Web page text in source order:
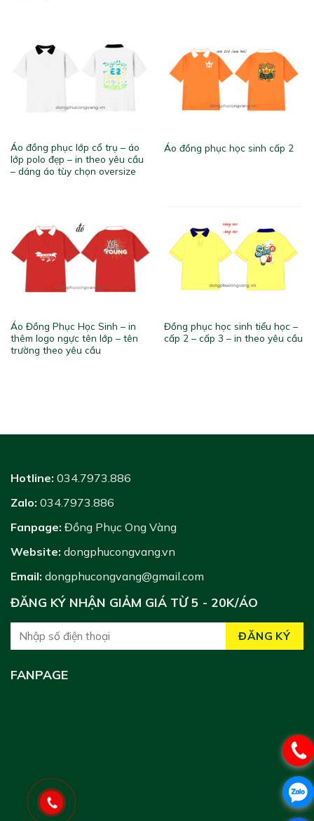
Áo đồng phục lớp cổ trụ – áo
lớp polo đẹp – in theo yêu cầu
– dáng áo tùy chọn oversize
Áo đồng phục học sinh cấp 2
Áo Đồng Phục Học Sinh – in
thêm logo ngực tên lớp – tên
trường theo yêu cầu
Đồng phục học sinh tiểu học –
cấp 2 – cấp 3 – in theo yêu cầu
Hotline: 034.7973.886
Zalo: 034.7973.886
Fanpage: Đồng Phục Ong Vàng
Website: dongphucongvang.vn
Email: dongphucongvang@gmail.com
ĐĂNG KÝ NHẬN GIẢM GIÁ TỪ 5 - 20K/ÁO
FANPAGE